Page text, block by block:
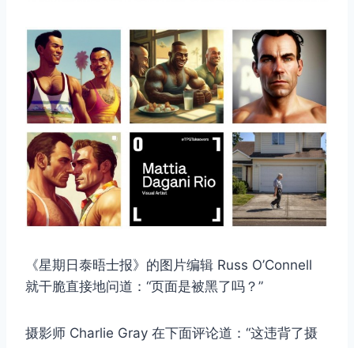
《星期日泰晤士报》的图片编辑 Russ O’Connell
就干脆直接地问道：“页面是被黑了吗？”
摄影师 Charlie Gray 在下面评论道：“这违背了摄